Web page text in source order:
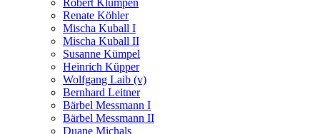
Robert Klümpen
Renate Köhler
Mischa Kuball I
Mischa Kuball II
Susanne Kümpel
Heinrich Küpper
Wolfgang Laib (v)
Bernhard Leitner
Bärbel Messmann I
Bärbel Messmann II
Duane Michals